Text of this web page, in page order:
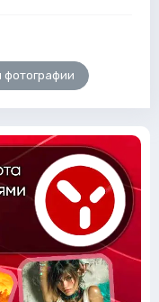
фотографии